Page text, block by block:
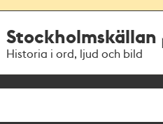
Stockholmskällan
Historia i ord, ljud och bild